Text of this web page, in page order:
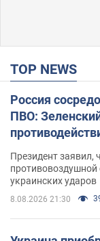
TOP NEWS
Россия
ПВО:
Президент заявил,
украинских ударов
8.08.2026 21:30